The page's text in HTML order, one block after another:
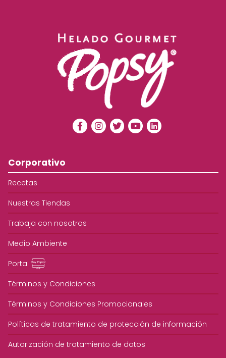
Corporativo
Recetas
Nuestras Tiendas
Trabaja con nosotros
Medio Ambiente
Portal
Términos y Condiciones
Términos y Condiciones Promocionales
Políticas de tratamiento de protección de información
Autorización de tratamiento de datos